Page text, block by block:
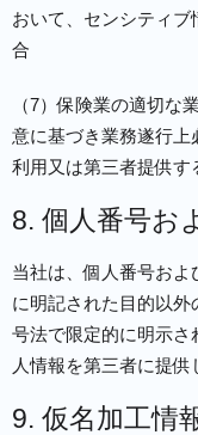
おいて、センシティ
合
（7）保険業の適切な
意に基づき業務遂行上
利用又は第三者提供す
8. 個人番号お
当社は、個人番号お
に明記された目的以
号法で限定的に明示さ
人情報を第三者に提供
9. 仮名加工情